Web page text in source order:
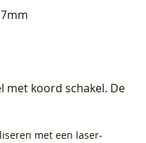
met koord schakel. De
met een laser-